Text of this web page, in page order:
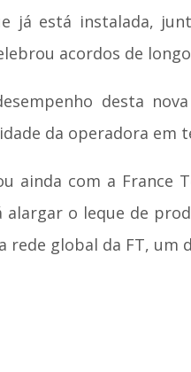
já está instalada,
acordos de
desta
da operadora em
ainda com a
o leque de
rede global da FT,